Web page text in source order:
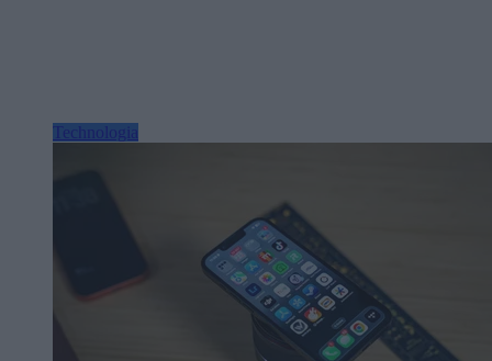
Technologia